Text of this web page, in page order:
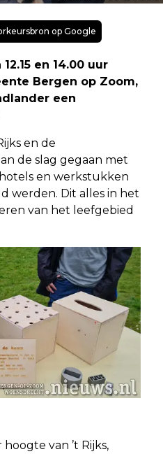
op Google
en 14.00 uur
Bergen op Zoom,
een
en de
de slag gegaan met
en werkstukken
werden. Dit alles in het
van het leefgebied
van ’t Rijks,